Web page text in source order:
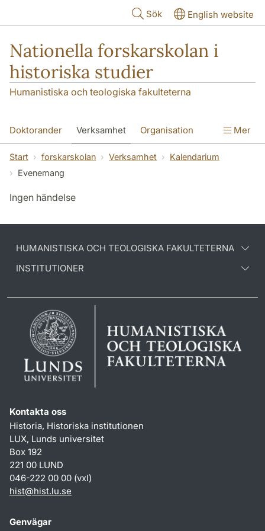
Sök English website
Nationella forskarskolan i
historiska studier
Humanistiska och teologiska fakulteterna
Doktorander Verksamhet Organisation
Blanketter FS om oss
Mer
Start forskarskolan Verksamhet
Kalendarium
Evenemang
Ingen händelse
HUMANISTISKA OCH TEOLOGISKA FAKULTETERNA
INSTITUTIONER
Kontakta oss
Historia, Historiska institutionen
LUX, Lunds universitet
Box 192
221 00 LUND
046-222 00 00 (vxl)
hist@hist.lu.se
Genvägar